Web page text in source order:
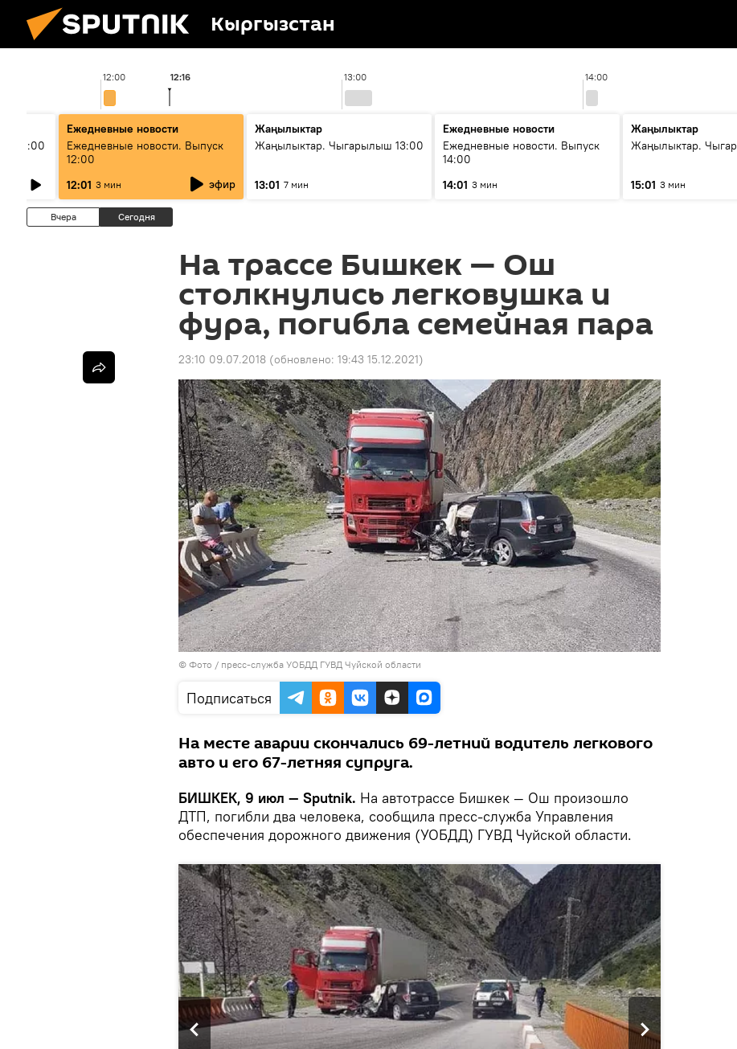
Кыргызстан
12:00 13:00 14:00
12:16
11:00
Ежедневные новости
Ежедневные новости. Выпуск
12:00
12:01 3 мин эфир
Жаңылыктар
Жаңылыктар. Чыгарылыш 13:00
13:01 7 мин
Ежедневные новости
Ежедневные новости. Выпуск
14:00
14:01 3 мин
Жаңылыктар
Жаңылыктар.
15:01 3 мин
Вчера Сегодня
На трассе Бишкек — Ош
столкнулись легковушка и
фура, погибла семейная пара
23:10 09.07.2018 (обновлено: 19:43 15.12.2021)
© Фото / пресс-служба УОБДД ГУВД Чуйской области
Подписаться
На месте аварии скончались 69-летний водитель легкового
авто и его 67-летняя супруга.
БИШКЕК, 9 июл — Sputnik. На автотрассе Бишкек — Ош произошло
ДТП, погибли два человека, сообщила пресс-служба Управления
обеспечения дорожного движения (УОБДД) ГУВД Чуйской области.